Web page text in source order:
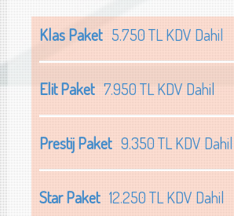
Klas Paket5.750 TL KDV Dahil
Elit Paket7.950 TL KDV Dahil
Prestij Paket9.350 TL KDV Dahil
Star Paket12.250 TL KDV Dahil